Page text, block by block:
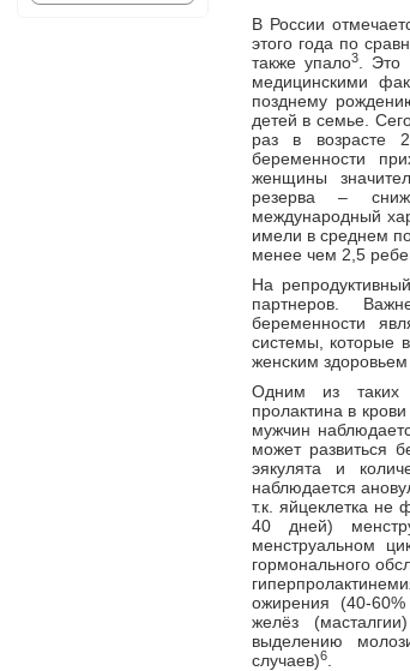
В России
этого года по
также упало3. Это
медицинскими
позднему
детей в семье.
раз в возрасте
беременности
женщины
резерва –
международный
имели в среднем
менее чем 2,5
На
партнеров.
беременности
системы, которые
женским
Одним из таких
пролактина в
мужчин
может развиться
эякулята и
наблюдается
т.к. яйцеклетка
40 дней)
менструальном
гормонального
ожирения (40-
желёз
выделению
случаев)6.